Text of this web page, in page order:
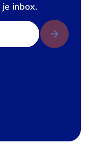
inbox.